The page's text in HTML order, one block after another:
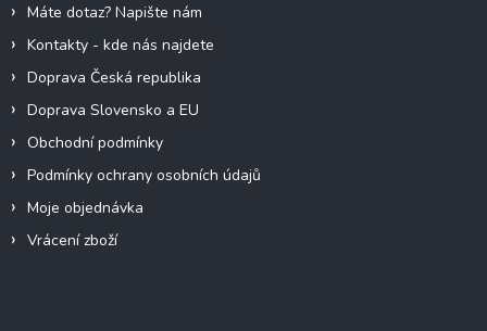
Máte dotaz? Napište nám
Kontakty - kde nás najdete
Doprava Česká republika
Doprava Slovensko a EU
Obchodní podmínky
Podmínky ochrany osobních údajů
Moje objednávka
Vrácení zboží